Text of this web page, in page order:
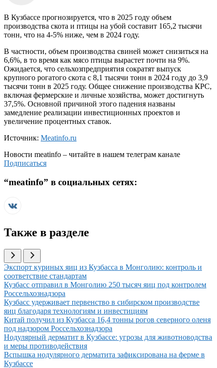
В Кузбассе прогнозируется, что в 2025 году объем
производства скота и птицы на убой составит 165,2 тысячи
тонн, что на 4-5% ниже, чем в 2024 году.
В частности, объем производства свиней может снизиться на
6,6%, в то время как мясо птицы вырастет почти на 9%.
Ожидается, что сельхозпредприятия сократят выпуск
крупного рогатого скота с 8,1 тысячи тонн в 2024 году до 3,9
тысячи тонн в 2025 году. Общее снижение производства КРС,
включая фермерские и личные хозяйства, может достигнуть
37,5%. Основной причиной этого падения названы
замедление реализации инвестиционных проектов и
увеличение процентных ставок.
Источник: Meatinfo.ru
Новости meatinfo – читайте в нашем телеграм канале
Подписаться
“meatinfo” в социальных сетях:
Также в разделе
Иллюстрация новости
Экспорт куриных яиц из Кузбасса в Монголию: контроль и
соответствие стандартам
Иллюстрация новости
Кузбасс отправил в Монголию 250 тысяч яиц под контролем
Россельхознадзора
Иллюстрация новости
Кузбасс удерживает первенство в сибирском производстве
яиц благодаря технологиям и инвестициям
Иллюстрация новости
Китай получил из Кузбасса 16,4 тонны рогов северного оленя
под надзором Россельхознадзора
Иллюстрация новости
Нодулярный дерматит в Кузбассе: угрозы для животноводства
и меры противодействия
Иллюстрация новости
Вспышка нодулярного дерматита зафиксирована на ферме в
Кузбассе